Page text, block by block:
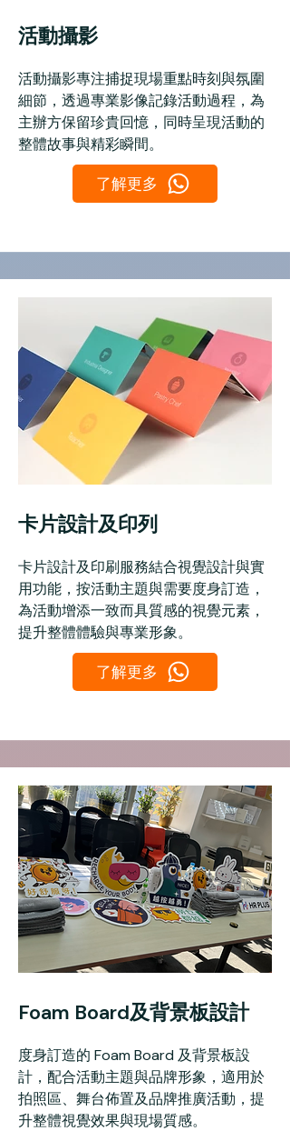
活動攝影
活動攝影專注捕捉現場重點時刻與氛圍
細節，透過專業影像記錄活動過程，為
主辦方保留珍貴回憶，同時呈現活動的
整體故事與精彩瞬間。
了解更多
卡片設計及印列
卡片設計及印刷服務結合視覺設計與實
用功能，按活動主題與需要度身訂造，
為活動增添一致而具質感的視覺元素，
提升整體體驗與專業形象。
了解更多
Foam Board及背景板設計
度身訂造的 Foam Board 及背景板設
計，配合活動主題與品牌形象，適用於
拍照區、舞台佈置及品牌推廣活動，提
升整體視覺效果與現場質感。